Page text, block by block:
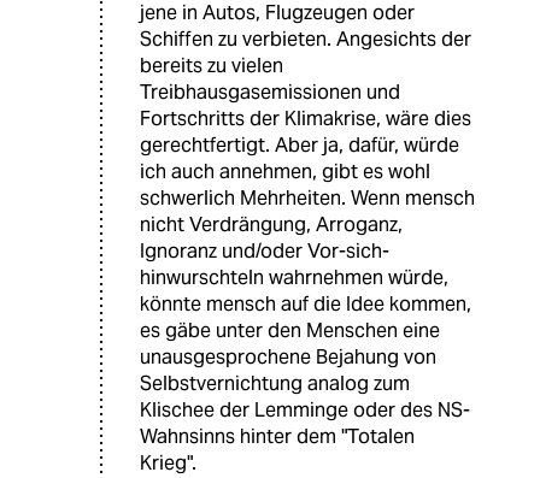
jene in Autos, Flugzeugen oder
Schiffen zu verbieten. Angesichts der
bereits zu vielen
Treibhausgasemissionen und
Fortschritts der Klimakrise, wäre dies
gerechtfertigt. Aber ja, dafür, würde
ich auch annehmen, gibt es wohl
schwerlich Mehrheiten. Wenn mensch
nicht Verdrängung, Arroganz,
Ignoranz und/oder Vor-sich-
hinwurschteln wahrnehmen würde,
könnte mensch auf die Idee kommen,
es gäbe unter den Menschen eine
unausgesprochene Bejahung von
Selbstvernichtung analog zum
Klischee der Lemminge oder des NS-
Wahnsinns hinter dem "Totalen
Krieg".